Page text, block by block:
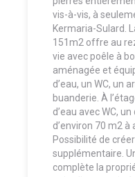
vis-à-vis, à
Kermaria-Sulard.
151m2 offre au
vie avec poêle à
aménagée et
d’eau, un WC, un
buanderie. À
d’eau avec WC,
d’environ 70 m2 à
Possibilité de
supplémentaire.
complète la